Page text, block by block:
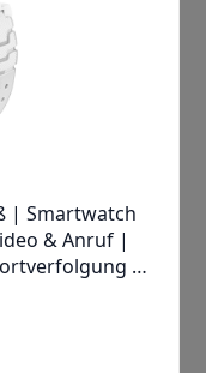
und
ihrer
Denn
können
und
werden
können